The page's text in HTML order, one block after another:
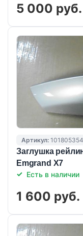
5 000 руб.
Артикул:
Заглушка
Emgrand X7
Есть в наличии
1 600 руб.